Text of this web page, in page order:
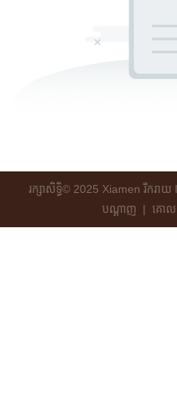
រក្សាសិទ្ធិ© 2025 Xiamen រីក
បណ្ដាញ
| គោល